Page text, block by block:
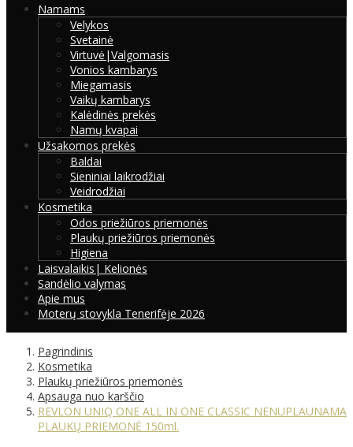
Namams
Velykos
Svetainė
Virtuvė|Valgomasis
Vonios kambarys
Miegamasis
Vaikų kambarys
Kalėdinės prekės
Namų kvapai
Užsakomos prekės
Baldai
Sieniniai laikrodžiai
Veidrodžiai
Kosmetika
Odos priežiūros priemonės
Plaukų priežiūros priemonės
Higiena
Laisvalaikis| Kelionės
Sandėlio valymas
Apie mus
Moterų stovykla Tenerifėje 2026
Pagrindinis
Kosmetika
Plaukų priežiūros priemonės
Apsauga nuo karščio
REVLON UNIQ ONE ALL IN ONE CLASSIC NENUPLAUNAMA
PLAUKŲ PRIEMONĖ 150ml.